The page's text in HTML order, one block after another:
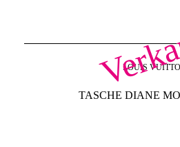
LOUIS
TASCHE DIANE